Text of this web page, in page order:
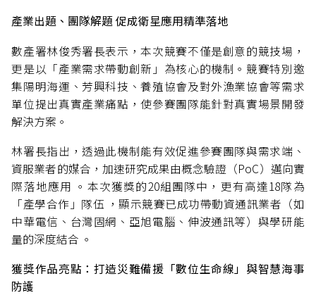
產業出題、團隊解題 促成衛星應用精準落地
數產署林俊秀署長表示，本次競賽不僅是創意的競技場，
更是以「產業需求帶動創新」為核心的機制。競賽特別邀
集陽明海運、芳興科技、養殖協會及對外漁業協會等需求
單位提出真實產業痛點，使參賽團隊能針對真實場景開發
解決方案。
林署長指出，透過此機制能有效促進參賽團隊與需求端、
資服業者的媒合，加速研究成果由概念驗證（PoC）邁向實
際落地應用 。本次獲獎的20組團隊中，更有高達18隊為
「產學合作」隊伍 ，顯示競賽已成功帶動資通訊業者（如
中華電信、台灣固網、亞旭電腦、伸波通訊等）與學研能
量的深度結合 。
獲獎作品亮點：打造災難備援「數位生命線」與智慧海事
防護